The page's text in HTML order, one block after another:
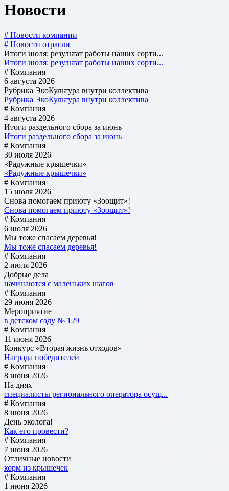
Новости
# Новости компании
# Новости отрасли
Итоги июля: результат работы наших сорти...
Итоги июля: результат работы наших сорти...
# Компания
6 августа 2026
Рубрика ЭкоКультура внутри коллектива
Рубрика ЭкоКультура внутри коллектива
# Компания
4 августа 2026
Итоги раздельного сбора за июнь
Итоги раздельного сбора за июнь
# Компания
30 июля 2026
«Радужные крышечки»
«Радужные крышечки»
# Компания
15 июля 2026
Снова помогаем приюту «Зоощит»!
Снова помогаем приюту «Зоощит»!
# Компания
6 июля 2026
Мы тоже спасаем деревья!
Мы тоже спасаем деревья!
# Компания
2 июля 2026
Добрые дела
начинаются с маленьких шагов
# Компания
29 июня 2026
Мероприятие
в детском саду № 129
# Компания
11 июня 2026
Конкурс «Вторая жизнь отходов»
Награда победителей
# Компания
8 июня 2026
На днях
специалисты регионального оператора осущ...
# Компания
8 июня 2026
День эколога!
Как его провести?
# Компания
7 июня 2026
Отличные новости
корм из крышечек
# Компания
1 июня 2026